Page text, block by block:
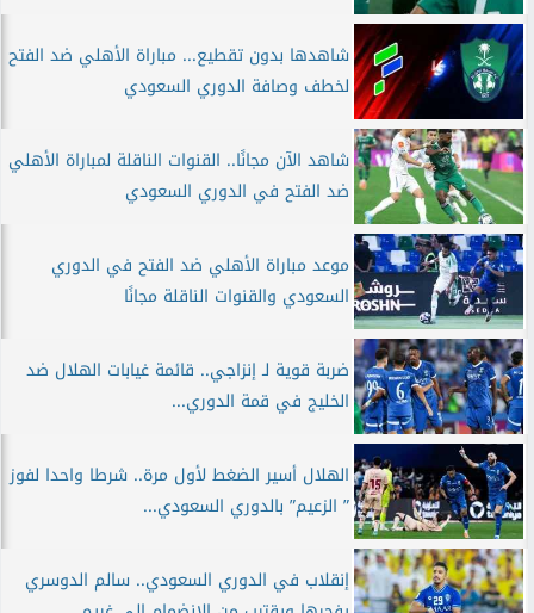
شاهدها بدون تقطيع... مباراة الأهلي ضد الفتح
لخطف وصافة الدوري السعودي
شاهد الآن مجانًا.. القنوات الناقلة لمباراة الأهلي
ضد الفتح في الدوري السعودي
موعد مباراة الأهلي ضد الفتح في الدوري
السعودي والقنوات الناقلة مجانًا
ضربة قوية لـ إنزاجي.. قائمة غيابات الهلال ضد
الخليج في قمة الدوري...
الهلال أسير الضغط لأول مرة.. شرطا واحدا لفوز
” الزعيم” بالدوري السعودي...
إنقلاب في الدوري السعودي.. سالم الدوسري